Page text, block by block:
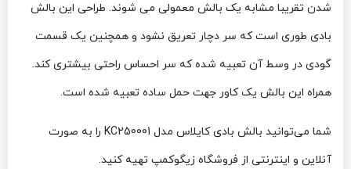
شدن تقریبا مشابه یک بالش معمولی می شوند. طراحی این بالش
بادی طوری است که سر دچار تعریق نشود و همچنین یک قسمت
گودی در وسط آن تعبیه شده که سر احساس راحتی بیشتری کند.
همراه این بالش یک کاور جهت حمل ساده تعبیه شده است.
شما می‌توانید بالش بادی کایلاس مدل KC250001 را به صورت
آنلاین و اینترنتی از فروشگاه زیگوکمپ تهیه کنید.